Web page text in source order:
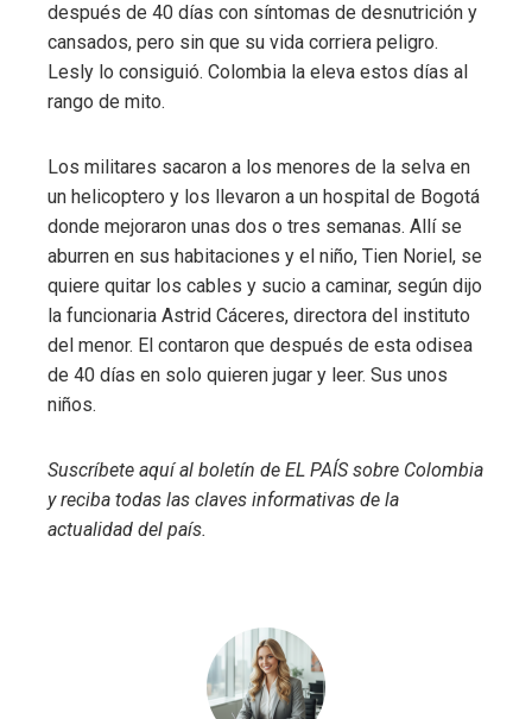
después de 40 días con síntomas de desnutrición y
cansados, pero sin que su vida corriera peligro.
Lesly lo consiguió. Colombia la eleva estos días al
rango de mito.
Los militares sacaron a los menores de la selva en
un helicoptero y los llevaron a un hospital de Bogotá
donde mejoraron unas dos o tres semanas. Allí se
aburren en sus habitaciones y el niño, Tien Noriel, se
quiere quitar los cables y sucio a caminar, según dijo
la funcionaria Astrid Cáceres, directora del instituto
del menor. El contaron que después de esta odisea
de 40 días en solo quieren jugar y leer. Sus unos
niños.
Suscríbete aquíal boletín de EL PAÍS sobre Colombia
y reciba todas las claves informativas de la
actualidad del país.